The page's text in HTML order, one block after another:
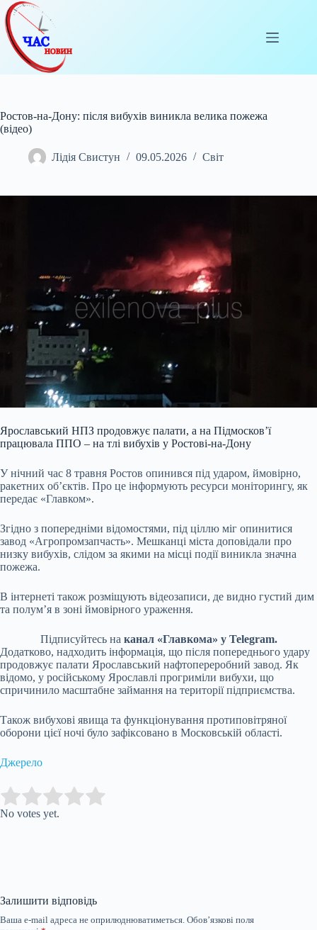
Перейти
до
вмісту
Ростов-на-Дону: після вибухів виникла велика пожежа
(відео)
Лідія Свистун 09.05.2026 Світ
Ярославський НПЗ продовжує палати, а на Підмосков’ї
працювала ППО – на тлі вибухів у Ростові-на-Дону
У нічний час 8 травня Ростов опинився під ударом, ймовірно,
ракетних об’єктів. Про це інформують ресурси моніторингу, як
передає «Главком».
Згідно з попередніми відомостями, під ціллю міг опинитися
завод «Агропромзапчасть». Мешканці міста доповідали про
низку вибухів, слідом за якими на місці події виникла значна
пожежа.
В інтернеті також розміщують відеозаписи, де видно густий дим
та полум’я в зоні ймовірного ураження.
Підписуйтесь на канал «Главкома» у Telegram.
Додатково, надходить інформація, що після попереднього удару
продовжує палати Ярославський нафтопереробний завод. Як
відомо, у російському Ярославлі прогриміли вибухи, що
спричинило масштабне займання на території підприємства.
Також вибухові явища та функціонування протиповітряної
оборони цієї ночі було зафіксовано в Московській області.
Джерело
Rate this item:
No votes yet.
Залишити відповідь
Ваша e-mail адреса не оприлюднюватиметься. Обов’язкові поля